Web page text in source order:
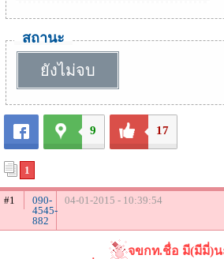
สถานะ
ยังไม่จบ
9 17
1
#1
090-
4545-
882
04-01-2015 - 10:39:54
จขกท.ชื่อ มี(มีมี่)น